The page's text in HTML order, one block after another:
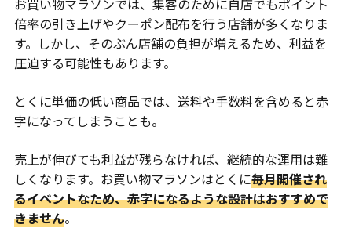
お買い物マラソンでは、集客のために自店でもポイント
倍率の引き上げやクーポン配布を行う店舗が多くなりま
す。しかし、そのぶん店舗の負担が増えるため、利益を
圧迫する可能性もあります。
とくに単価の低い商品では、送料や手数料を含めると赤
字になってしまうことも。
売上が伸びても利益が残らなければ、継続的な運用は難
しくなります。お買い物マラソンはとくに毎月開催され
るイベントなため、赤字になるような設計はおすすめで
きません。